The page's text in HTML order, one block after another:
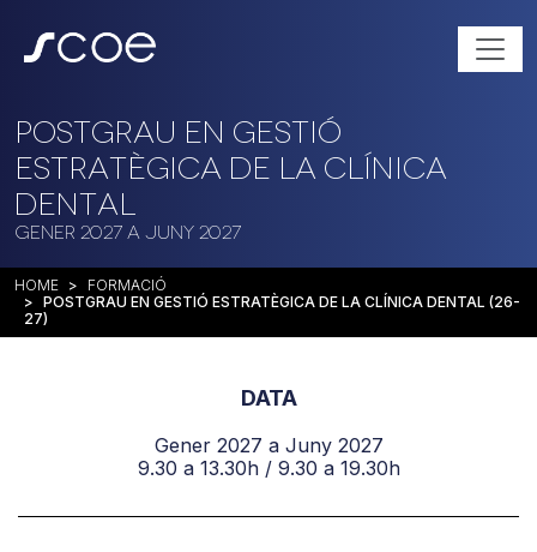
Postgrau en Gestió
Estratègica de la Clínica
Dental
Gener 2027 a Juny 2027
HOME
FORMACIÓ
POSTGRAU EN GESTIÓ ESTRATÈGICA DE LA CLÍNICA DENTAL (26-
27)
DATA
Gener 2027 a Juny 2027
9.30 a 13.30h / 9.30 a 19.30h